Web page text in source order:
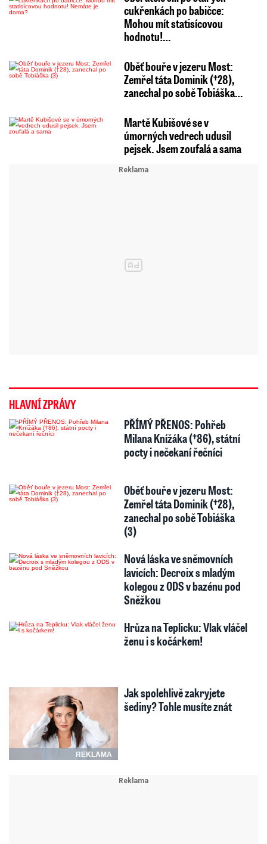
cukřenkách po babičce:
Mohou mít statisícovou
hodnotu!…
Oběť bouře v jezeru Most:
Zemřel táta Dominik (†28),
zanechal po sobě Tobiáška…
Martě Kubišové se v
úmorných vedrech udusil
pejsek. Jsem zoufalá a sama
HLAVNÍ ZPRÁVY
PŘÍMÝ PŘENOS: Pohřeb
Milana Knížáka (†86), státní
pocty i nečekaní řečníci
Oběť bouře v jezeru Most:
Zemřel táta Dominik (†28),
zanechal po sobě Tobiáška
(3)
Nová láska ve sněmovních
lavicích: Decroix s mladým
kolegou z ODS v bazénu pod
Sněžkou
Hrůza na Teplicku: Vlak vláčel
ženu i s kočárkem!
REKLAMA
Jak spolehlivě zakryjete
šediny? Tohle musíte znát